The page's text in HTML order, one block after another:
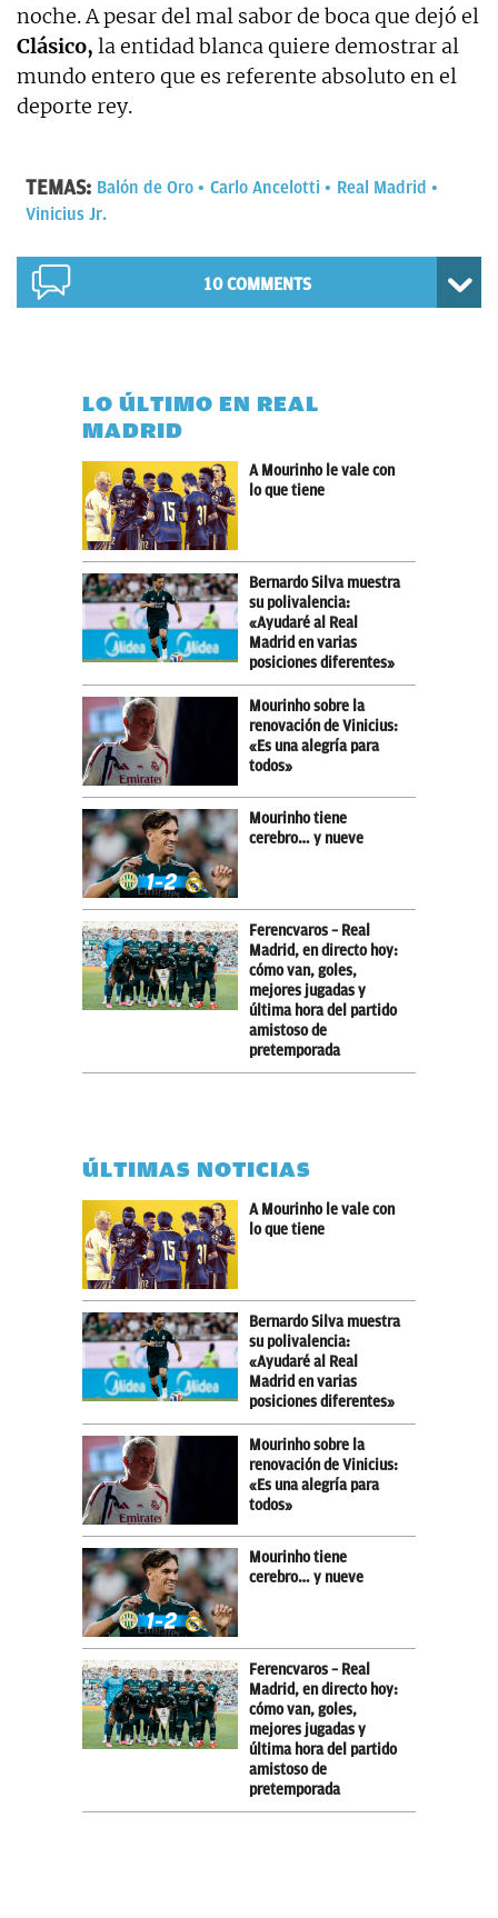
noche. A pesar del mal sabor de boca que dejó el
Clásico, la entidad blanca quiere demostrar al
mundo entero que es referente absoluto en el
deporte rey.
TEMAS: Balón de Oro Carlo Ancelotti
Real Madrid
Vinicius Jr.
10 COMMENTS
LO ÚLTIMO EN REAL
MADRID
A Mourinho le vale con
lo que tiene
Bernardo Silva muestra
su polivalencia:
«Ayudaré al Real
Madrid en varias
posiciones diferentes»
Mourinho sobre la
renovación de Vinicius:
«Es una alegría para
todos»
Mourinho tiene
cerebro… y nueve
Ferencvaros – Real
Madrid, en directo hoy:
cómo van, goles,
mejores jugadas y
última hora del partido
amistoso de
pretemporada
ÚLTIMAS NOTICIAS
A Mourinho le vale con
lo que tiene
Bernardo Silva muestra
su polivalencia:
«Ayudaré al Real
Madrid en varias
posiciones diferentes»
Mourinho sobre la
renovación de Vinicius:
«Es una alegría para
todos»
Mourinho tiene
cerebro… y nueve
Ferencvaros – Real
Madrid, en directo hoy:
cómo van, goles,
mejores jugadas y
última hora del partido
amistoso de
pretemporada